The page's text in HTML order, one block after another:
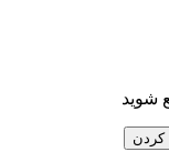
شوید
کردن